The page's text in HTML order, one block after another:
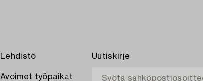
Lehdistö
Avoimet työpaikat
Uutiskirje